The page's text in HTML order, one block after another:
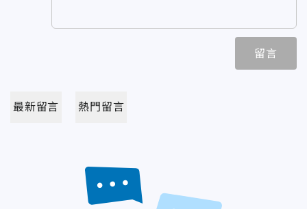
留言
最新留言 熱門留言